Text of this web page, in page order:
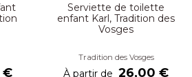
€
Serviette de toilette
enfant Karl, Tradition des
Vosges
Tradition des Vosges
À partir de 26,00 €